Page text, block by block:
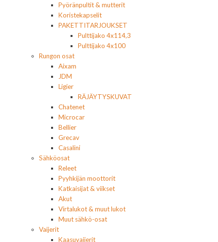
Pyöränpultit & mutterit
Koristekapselit
PAKETTITARJOUKSET
Pulttijako 4x114,3
Pulttijako 4x100
Rungon osat
Aixam
JDM
Ligier
RÄJÄYTYSKUVAT
Chatenet
Microcar
Bellier
Grecav
Casalini
Sähköosat
Releet
Pyyhkijän moottorit
Katkaisijat & viikset
Akut
Virtalukot & muut lukot
Muut sähkö-osat
Vaijerit
Kaasuvaijerit